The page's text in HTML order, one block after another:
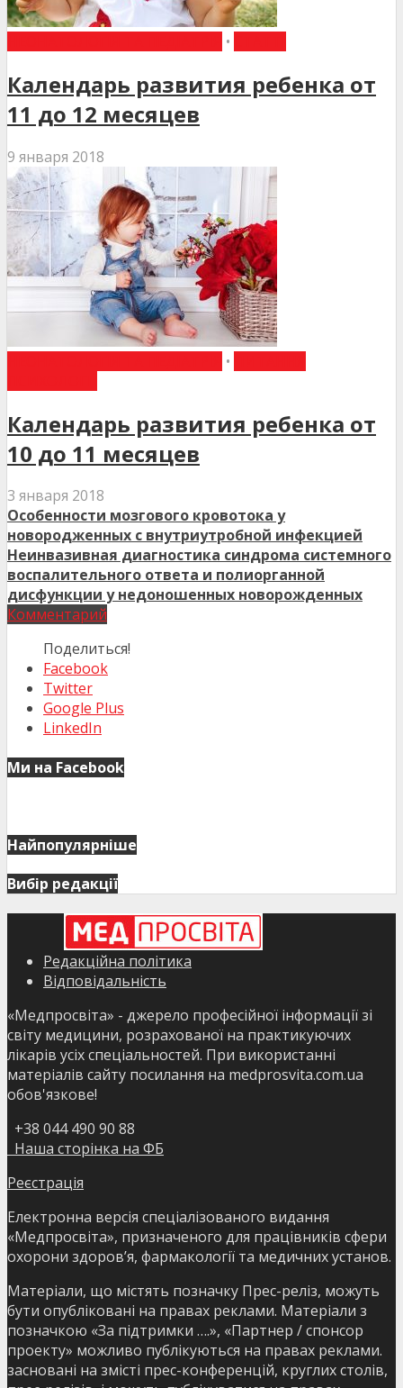
•
Календарь развития ребенка от
11 до 12 месяцев
9 января 2018
•
Календарь развития ребенка от
10 до 11 месяцев
3 января 2018
Особенности мозгового кровотока у
новородженных с внутриутробной инфекцией
Неинвазивная диагностика синдрома системного
воспалительного ответа и полиорганной
дисфункции у недоношенных новорожденных
Комментарий
Поделиться!
Facebook
Twitter
Google Plus
LinkedIn
Ми на Facebook
Найпопулярніше
Вибір редакції
Редакційна політика
Відповідальність
«Медпросвіта» - джерело професійної інформації зі
світу медицини, розрахованої на практикуючих
лікарів усіх спеціальностей. При використанні
матеріалів сайту посилання на medprosvita.com.ua
обов'язкове!
+38 044 490 90 88
Наша сторінка на ФБ
Реєстрація
Електронна версія спеціалізованого видання
«Медпросвіта», призначеного для працівників сфери
охорони здоров’я, фармакології та медичних установ.
Матеріали, що містять позначку Прес-реліз, можуть
бути опубліковані на правах реклами. Матеріали з
позначкою «За підтримки ….», «Партнер / спонсор
проекту» можливо публікуються на правах реклами.
засновані на змісті прес-конференцій, круглих столів,